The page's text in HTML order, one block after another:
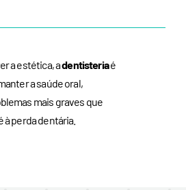
a estética, adentisteriaé
a saúde oral,
mais graves que
à perda dentária.